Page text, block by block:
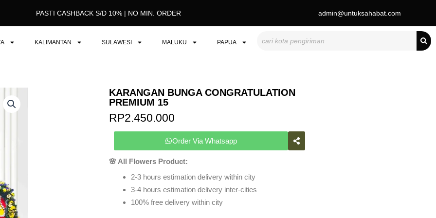
PASTI CASHBACK S/D 10% | NO MIN. ORDER admin@untuksahabat.com
KALIMANTAN SULAWESI MALUKU PAPUA
KARANGAN BUNGA CONGRATULATION
PREMIUM 15
RP2.450.000
Order Via Whatsapp
🌸 All Flowers Product:
2-3 hours estimation delivery within city
3-4 hours estimation delivery inter-cities
100% free delivery within city